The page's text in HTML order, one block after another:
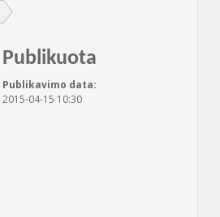
Publikuota
Publikavimo data:
2015-04-15 10:30